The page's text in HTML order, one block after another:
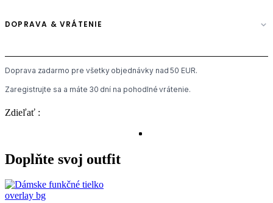
DOPRAVA & VRÁTENIE
Doprava zadarmo pre všetky objednávky nad 50 EUR.
Zaregistrujte sa a máte 30 dní na pohodlné vrátenie.
Zdieľať :
Doplňte svoj outfit
overlay bg